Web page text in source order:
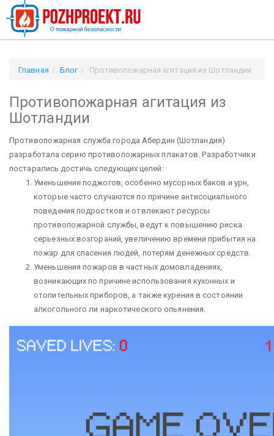
Главная Блог Противопожарная агитация из Шотландии
Противопожарная агитация из
Шотландии
Противопожарная служба города Абердин (Шотландия)
разработала серию противопожарных плакатов. Разработчики
постарались достичь следующих целей:
Уменьшение поджогов, особенно мусорных баков и урн,
которые часто случаются по причине антисоциального
поведения подростков и отвлекают ресурсы
противопожарной службы, ведут к повышению риска
серьезных возгораний, увеличению времени прибытия на
пожар для спасения людей, потерям денежных средств.
Уменьшения пожаров в частных домовладениях,
возникающих по причине использования кухонных и
отопительных приборов, а также курения в состоянии
алкогольного ли наркотического опьянения.